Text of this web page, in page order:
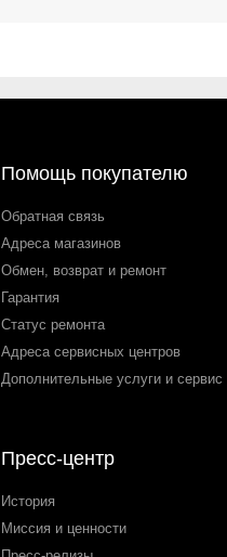
Помощь покупателю
Обратная связь
Адреса магазинов
Обмен, возврат и ремонт
Гарантия
Статус ремонта
Адреса сервисных центров
Дополнительные услуги и сервис
Пресс-центр
История
Миссия и ценности